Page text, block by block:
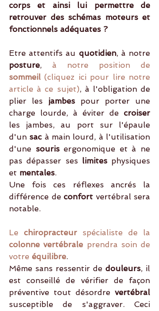
corps et ainsi lui permettre de
retrouver des schémas moteurs et
fonctionnels adéquates ?
Etre attentifs au quotidien
posture, à notre position de
sommeil (cliquez ici pour lire notre
article à ce sujet), à l'obligation de
plier les jambes pour porter une
charge lourde, à éviter de
les jambes, au port sur l'épaule
d'un sac à main lourd, à l'utilisation
d'une souris ergonomique et à ne
pas dépasser ses limites physiques
et mentales.
Une fois ces réflexes ancrés la
différence de confort vertébral sera
notable.
Le chiropracteur spécialiste de la
colonne vertébrale prendra soin de
votre équilibre.
Même sans ressentir de douleurs, il
est conseillé de vérifier de façon
préventive tout désordre vertébral
susceptible de s'aggraver. Ceci